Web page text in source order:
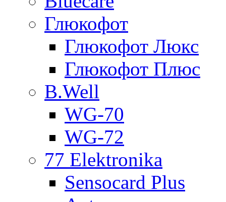
Глюкофот
Глюкофот Люкс
Глюкофот Плюс
B.Well
WG-70
WG-72
77 Elektronika
Sensocard Plus